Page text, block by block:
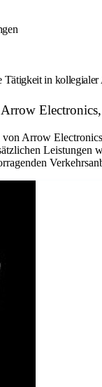
in
Arrow
Leistungen